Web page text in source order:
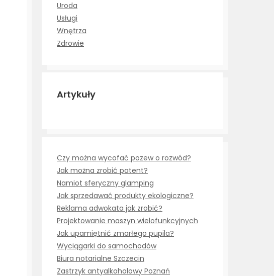
Uroda
Usługi
Wnętrza
Zdrowie
Artykuły
Czy można wycofać pozew o rozwód?
Jak można zrobić patent?
Namiot sferyczny glamping
Jak sprzedawać produkty ekologiczne?
Reklama adwokata jak zrobić?
Projektowanie maszyn wielofunkcyjnych
Jak upamiętnić zmarłego pupila?
Wyciągarki do samochodów
Biura notarialne Szczecin
Zastrzyk antyalkoholowy Poznań